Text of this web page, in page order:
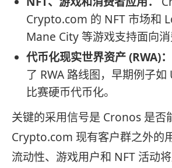
Crypto.com 的 NFT 市场和
Mane City 等游戏支持面向消
代币化现实世界资产 (RWA)：
了 RWA 路线图，早期例子如
比赛硬币代币化。
关键的采用信号是 Cronos 是否
Crypto.com 现有客户群之外的
流动性、游戏用户和 NFT 活动